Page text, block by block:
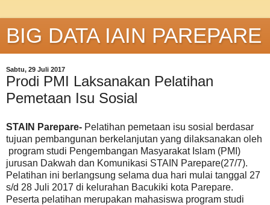
BIG DATA IAIN PAREPARE
Sabtu, 29 Juli 2017
Prodi PMI Laksanakan Pelatihan
Pemetaan Isu Sosial
STAIN Parepare- Pelatihan pemetaan isu sosial berdasar
tujuan pembangunan berkelanjutan yang dilaksanakan oleh
program studi Pengembangan Masyarakat Islam (PMI)
jurusan Dakwah dan Komunikasi STAIN Parepare(27/7).
Pelatihan ini berlangsung selama dua hari mulai tanggal 27
s/d 28 Juli 2017 di kelurahan Bacukiki kota Parepare.
Peserta pelatihan merupakan mahasiswa program studi